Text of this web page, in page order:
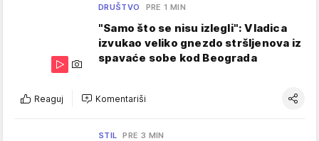
DRUŠTVO PRE 1 MIN
"Samo što se nisu izlegli": Vladica
izvukao veliko gnezdo stršljenova iz
spavaće sobe kod Beograda
Reaguj Komentariši
STIL PRE 3 MIN